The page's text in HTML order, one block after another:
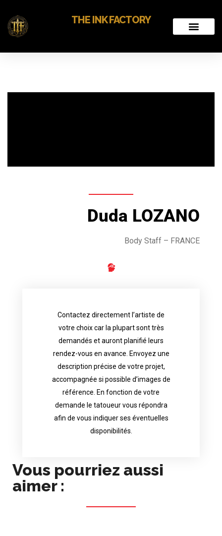
THE INK FACTORY
Duda LOZANO
Body Staff – FRANCE
Contactez directement l’artiste de
votre choix car la plupart sont très
demandés et auront planifié leurs
rendez-vous en avance. Envoyez une
description précise de votre projet,
accompagnée si possible d’images de
référence. En fonction de votre
demande le tatoueur vous répondra
afin de vous indiquer ses éventuelles
disponibilités.
Contact directly the artist of your
choice because most are in great
appointments in advance. Send an
accurate description of your project, if
possible attached with reference
images. Depending your request, the
tattoo artist will answer to tell you his
Vous pourriez aussi
aimer :